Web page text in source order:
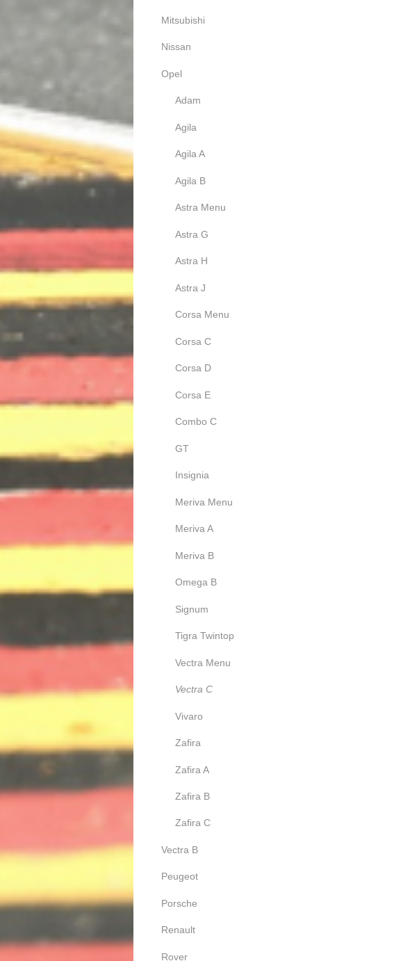
Mitsubishi
Nissan
Opel
Adam
Agila
Agila A
Agila B
Astra Menu
Astra G
Astra H
Astra J
Corsa Menu
Corsa C
Corsa D
Corsa E
Combo C
GT
Insignia
Meriva Menu
Meriva A
Meriva B
Omega B
Signum
Tigra Twintop
Vectra Menu
Vectra C
Vivaro
Zafira
Zafira A
Zafira B
Zafira C
Vectra B
Peugeot
Porsche
Renault
Rover